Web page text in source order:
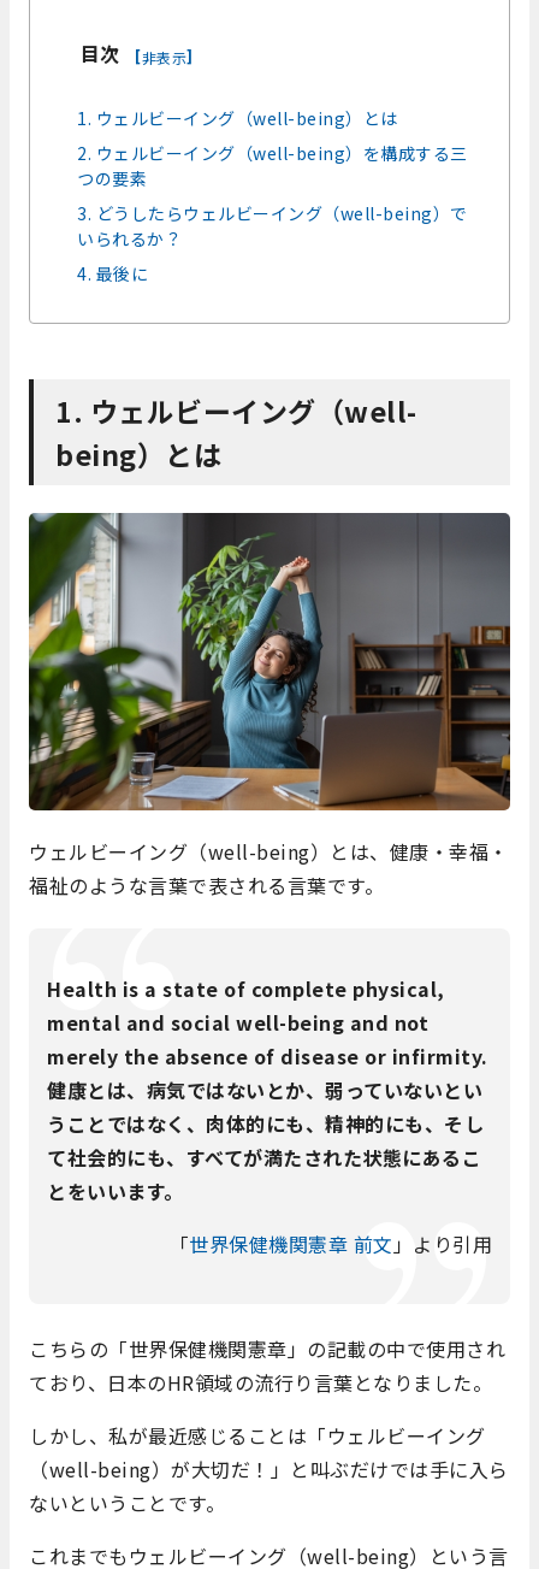
目次 [非表示]
1. ウェルビーイング（well-being）とは
2. ウェルビーイング（well-being）を構成する三
つの要素
3. どうしたらウェルビーイング（well-being）で
いられるか？
4. 最後に
1. ウェルビーイング（well-
being）とは
ウェルビーイング（well-being）とは、健康・幸福・
福祉のような言葉で表される言葉です。
Health is a state of complete physical,
mental and social well-being and not
merely the absence of disease or infirmity.
健康とは、病気ではないとか、弱っていないとい
うことではなく、肉体的にも、精神的にも、そし
て社会的にも、すべてが満たされた状態にあるこ
とをいいます。
「世界保健機関憲章 前文」より引用
こちらの「世界保健機関憲章」の記載の中で使用され
ており、日本のHR領域の流行り言葉となりました。
しかし、私が最近感じることは「ウェルビーイング
（well-being）が大切だ！」と叫ぶだけでは手に入ら
ないということです。
これまでもウェルビーイング（well-being）という言